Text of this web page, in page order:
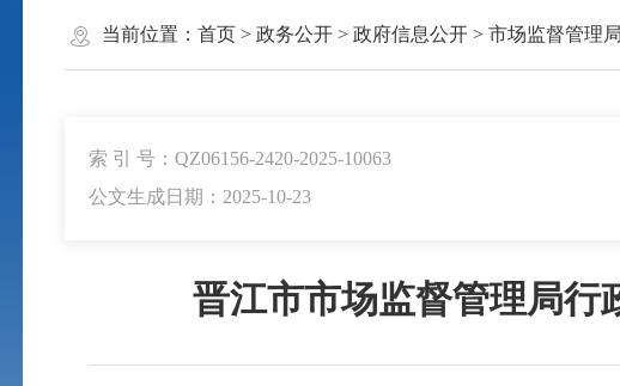
当前位置： 首页> 政务公开> 政府信息公开> 市场监督管理局
索 引 号：QZ06156-2420-2025-10063
公文生成日期：2025-10-23
晋江市市场监督管理局行